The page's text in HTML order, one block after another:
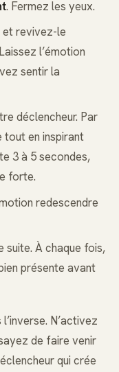
. Fermez les yeux.
et revivez-le
l’émotion
sentir la
déclencheur. Par
tout en inspirant
3 à 5 secondes,
forte.
redescendre
suite. À chaque fois,
présente avant
N’activez
de faire venir
qui crée